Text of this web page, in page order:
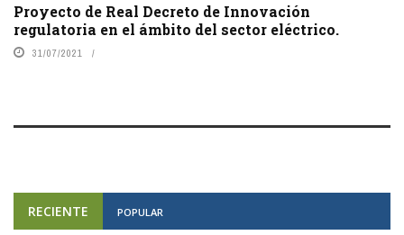
Proyecto de Real Decreto de Innovación
regulatoria en el ámbito del sector eléctrico.
31/07/2021
RECIENTE POPULAR